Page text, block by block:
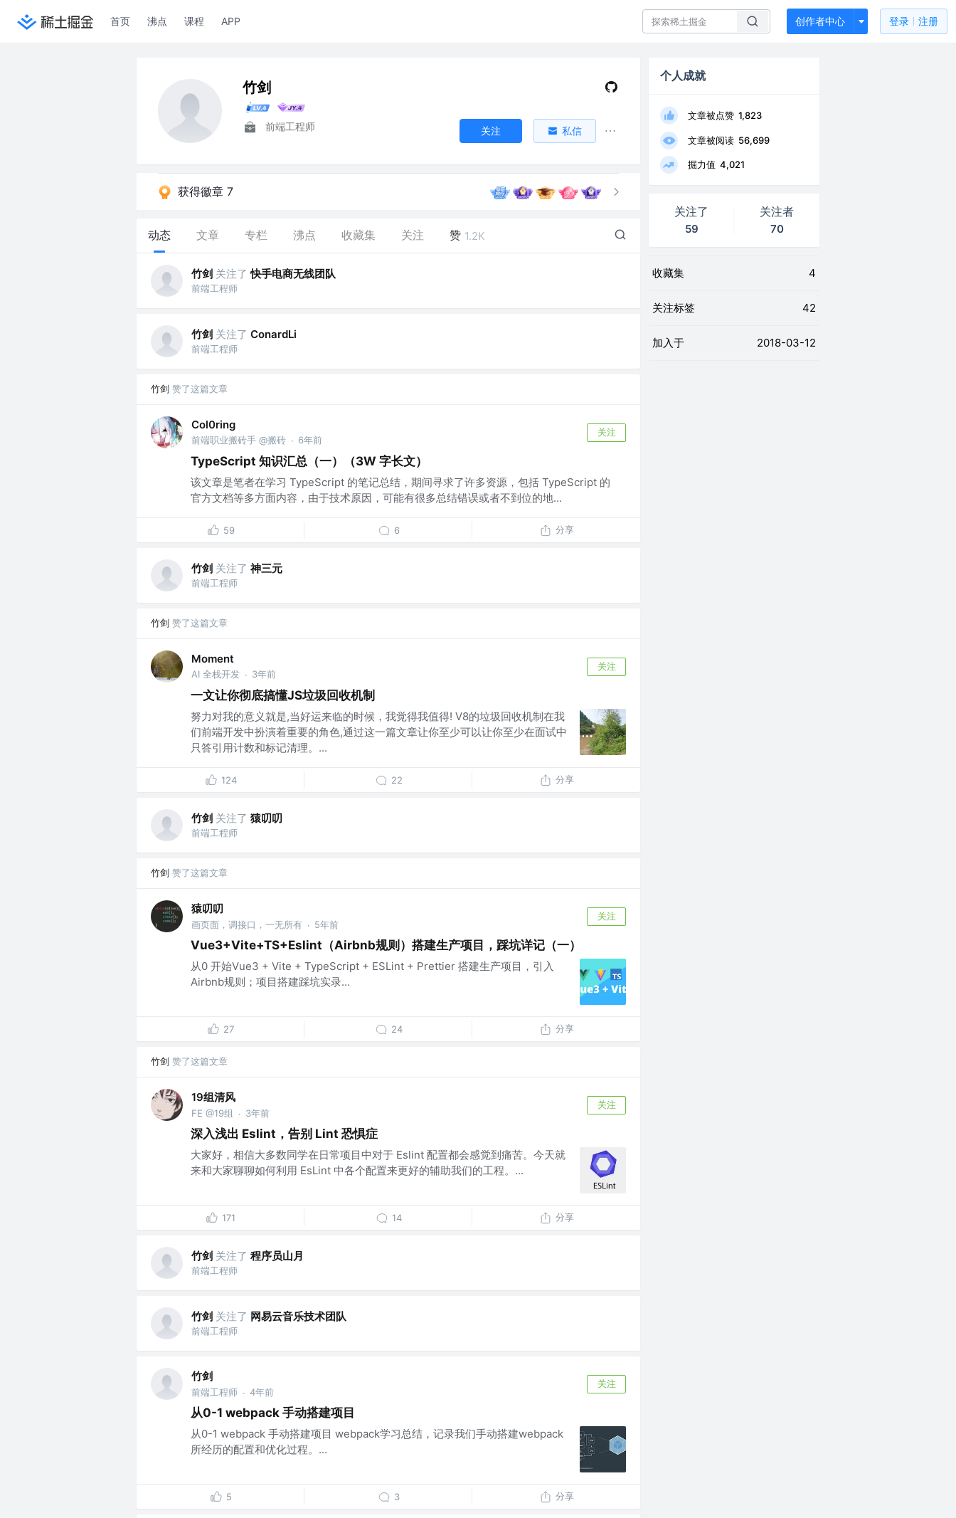
首页 沸点 课程 APP 创作者中心 登录 注册
竹剑
前端工程师 关注 私信
获得徽章 7
动态 文章 专栏 沸点 收藏集 关注 赞 1.2K
竹剑 关注了 快手电商无线团队
前端工程师
竹剑 关注了 ConardLi
前端工程师
竹剑 赞了这篇文章
Col0ring
前端职业搬砖手 @搬砖 · 6年前
关注
TypeScript 知识汇总（一）（3W 字长文）
该文章是笔者在学习 TypeScript 的笔记总结，期间寻求了许多资源，包括 TypeScript 的
官方文档等多方面内容，由于技术原因，可能有很多总结错误或者不到位的地...
59 6 分享
竹剑 关注了 神三元
前端工程师
竹剑 赞了这篇文章
Moment
AI 全栈开发 · 3年前
关注
一文让你彻底搞懂JS垃圾回收机制
努力对我的意义就是,当好运来临的时候，我觉得我值得! V8的垃圾回收机制在我
们前端开发中扮演着重要的角色,通过这一篇文章让你至少可以让你至少在面试中
只答引用计数和标记清理。...
124 22 分享
竹剑 关注了 猿叨叨
前端工程师
竹剑 赞了这篇文章
猿叨叨
画页面，调接口，一无所有 · 5年前
关注
Vue3+Vite+TS+Eslint（Airbnb规则）搭建生产项目，踩坑详记（一）
从0 开始Vue3 + Vite + TypeScript + ESLint + Prettier 搭建生产项目，引入
Airbnb规则；项目搭建踩坑实录...
27 24 分享
竹剑 赞了这篇文章
19组清风
FE @19组 · 3年前
关注
深入浅出 Eslint，告别 Lint 恐惧症
大家好，相信大多数同学在日常项目中对于 Eslint 配置都会感觉到痛苦。今天就
来和大家聊聊如何利用 EsLint 中各个配置来更好的辅助我们的工程。...
171 14 分享
竹剑 关注了 程序员山月
前端工程师
竹剑 关注了 网易云音乐技术团队
前端工程师
竹剑
前端工程师 · 4年前
关注
从0-1 webpack 手动搭建项目
从0-1 webpack 手动搭建项目 webpack学习总结，记录我们手动搭建webpack
所经历的配置和优化过程。...
5 3 分享
个人成就
文章被点赞 1,823
文章被阅读 56,699
掘力值 4,021
关注了
59
关注者
70
收藏集 4
关注标签 42
加入于 2018-03-12